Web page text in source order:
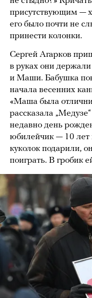
присутствующим —
его было почти не
принести колонки.
Сергей Агарков
в руках они
и Маши. Бабушка
начала весенних
«Маша была
рассказала
недавно день
юбилейчик — 10 лет
куколок подарили,
поиграть. В гробик